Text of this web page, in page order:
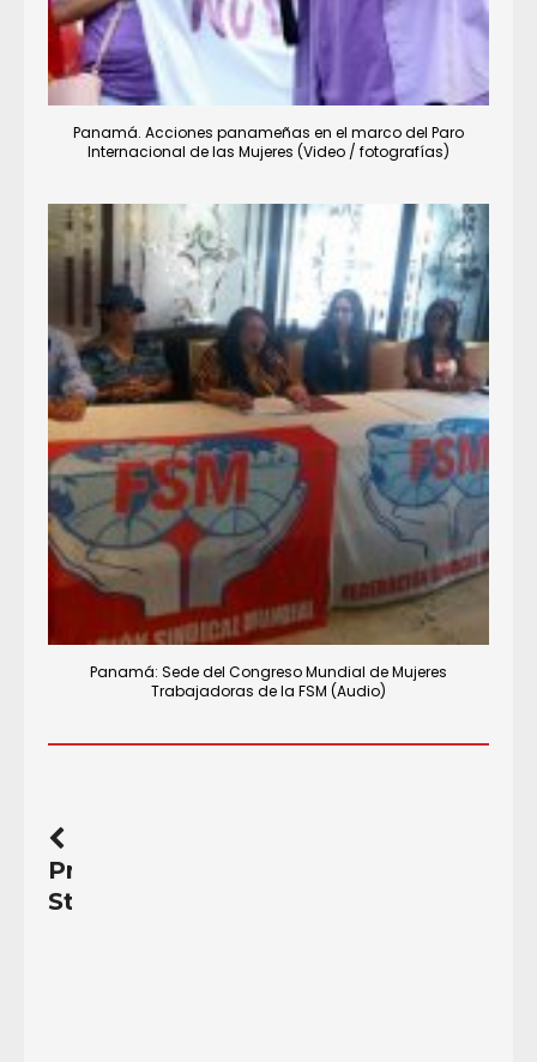
Panamá. Acciones panameñas en el marco del Paro
Internacional de las Mujeres (Video / fotografías)
Panamá: Sede del Congreso Mundial de Mujeres
Trabajadoras de la FSM (Audio)
Previous
Story